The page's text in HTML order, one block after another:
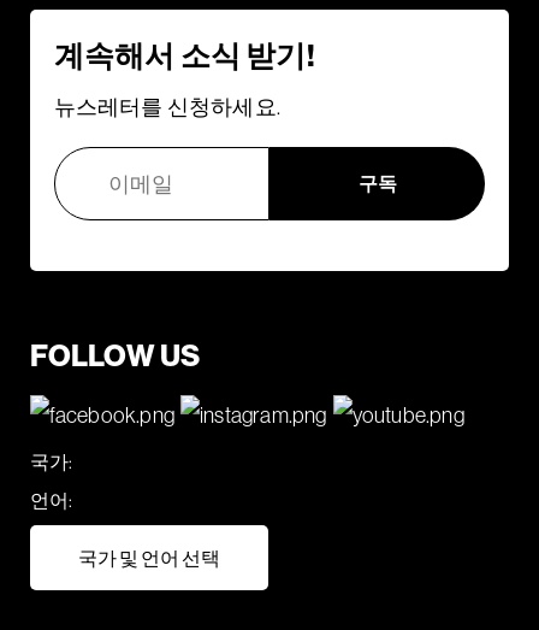
계속해서 소식 받기!
뉴스레터를 신청하세요.
FOLLOW US
국가:
언어:
국가 및 언어 선택